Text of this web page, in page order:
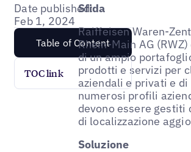
Date published:
Feb 1, 2024
Table of Content
TOC link
Sfida
Raiffeisen Waren-
Rhein-Main AG
di un ampio
prodotti e servizi per
aziendali e privati e di
numerosi profili
devono essere gestiti
di localizzazione
Soluzione